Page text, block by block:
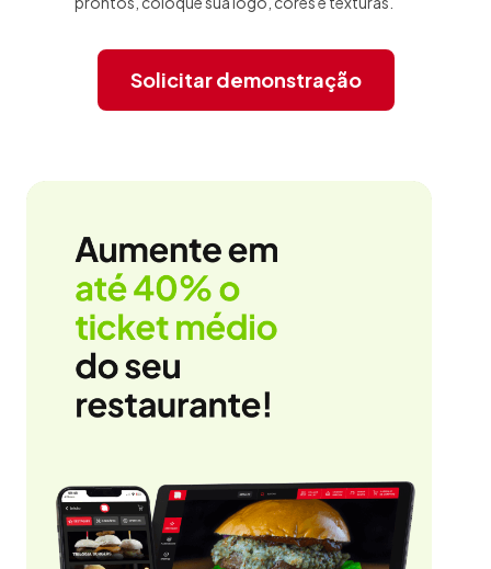
Solicitar demonstração